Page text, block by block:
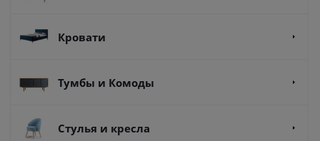
Кровати
Тумбы и Комоды
Стулья и кресла